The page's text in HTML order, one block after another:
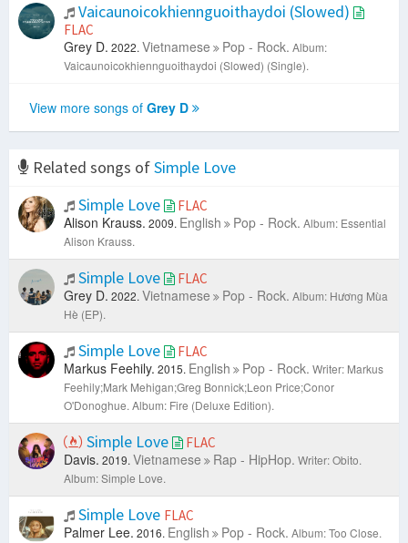
Vaicaunoicokhiennguoithaydoi (Slowed)
FLAC
Grey D. 2022. Vietnamese Pop - Rock. Album:
Vaicaunoicokhiennguoithaydoi (Slowed) (Single).
View more songs of Grey D
Related songs ofSimple Love
Simple Love
FLAC
Alison Krauss. 2009. English Pop - Rock. Album: Essential
Alison Krauss.
Simple Love FLAC
Grey D. 2022. Vietnamese Pop - Rock. Album: Hương Mùa
Hè (EP).
Simple Love FLAC
Markus Feehily. 2015. English Pop - Rock. Writer: Markus
Feehily;Mark Mehigan;Greg Bonnick;Leon Price;Conor
O'Donoghue. Album: Fire (Deluxe Edition).
Simple Love FLAC
Davis. 2019. Vietnamese Rap - HipHop. Writer: Obito.
Album: Simple Love.
Simple Love FLAC
Palmer Lee. 2016. English Pop - Rock. Album: Too Close.